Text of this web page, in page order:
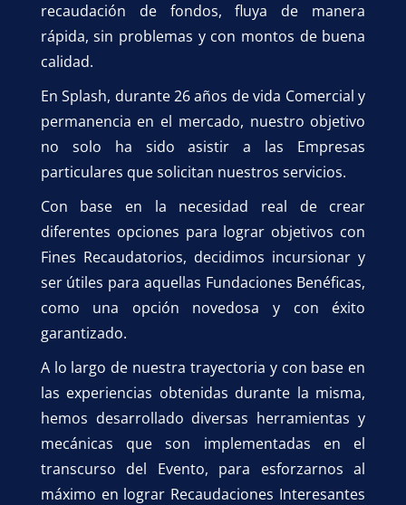
recaudación de fondos, fluya de manera
rápida, sin problemas y con montos de buena
calidad.
En Splash, durante 26 años de vida Comercial y
permanencia en el mercado, nuestro objetivo
no solo ha sido asistir a las Empresas
particulares que solicitan nuestros servicios.
Con base en la necesidad real de crear
diferentes opciones para lograr objetivos con
Fines Recaudatorios, decidimos incursionar y
ser útiles para aquellas Fundaciones Benéficas,
como una opción novedosa y con éxito
garantizado.
A lo largo de nuestra trayectoria y con base en
las experiencias obtenidas durante la misma,
hemos desarrollado diversas herramientas y
mecánicas que son implementadas en el
transcurso del Evento, para esforzarnos al
máximo en lograr Recaudaciones Interesantes